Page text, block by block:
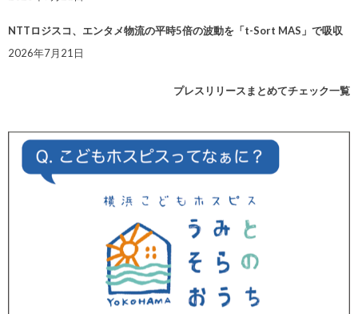
NTTロジスコ、エンタメ物流の平時5倍の波動を「t-Sort MAS」で吸収
2026年7月21日
プレスリリースまとめてチェック一覧